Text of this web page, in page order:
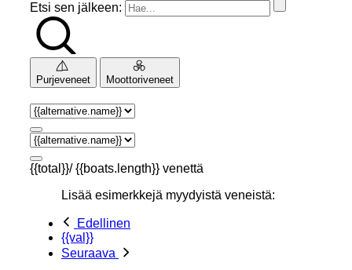
Etsi sen jälkeen:
Purjeveneet Moottoriveneet
{{total}}/ {{boats.length}} venettä
Lisää esimerkkejä myydyistä veneistä:
Edellinen
{{val}}
Seuraava